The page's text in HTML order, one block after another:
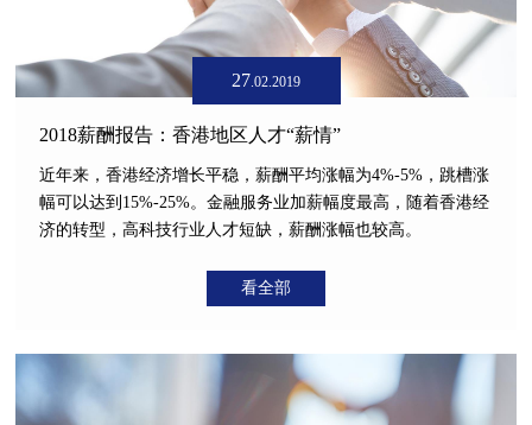
27.02.2019
2018薪酬报告：香港地区人才“薪情”
近年来，香港经济增长平稳，薪酬平均涨幅为4%-5%，跳槽涨
幅可以达到15%-25%。金融服务业加薪幅度最高，随着香港经
济的转型，高科技行业人才短缺，薪酬涨幅也较高。
看全部